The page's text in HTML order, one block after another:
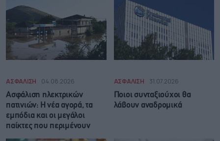
ΑΣΦΑΛΙΣΗ 04.08.2026
Ασφάλιση ηλεκτρικών
πατινιών: Η νέα αγορά, τα
εμπόδια και οι μεγάλοι
παίκτες που περιμένουν
ΑΣΦΑΛΙΣΗ 31.07.2026
Ποιοι συνταξιούχοι θα
λάβουν αναδρομικά